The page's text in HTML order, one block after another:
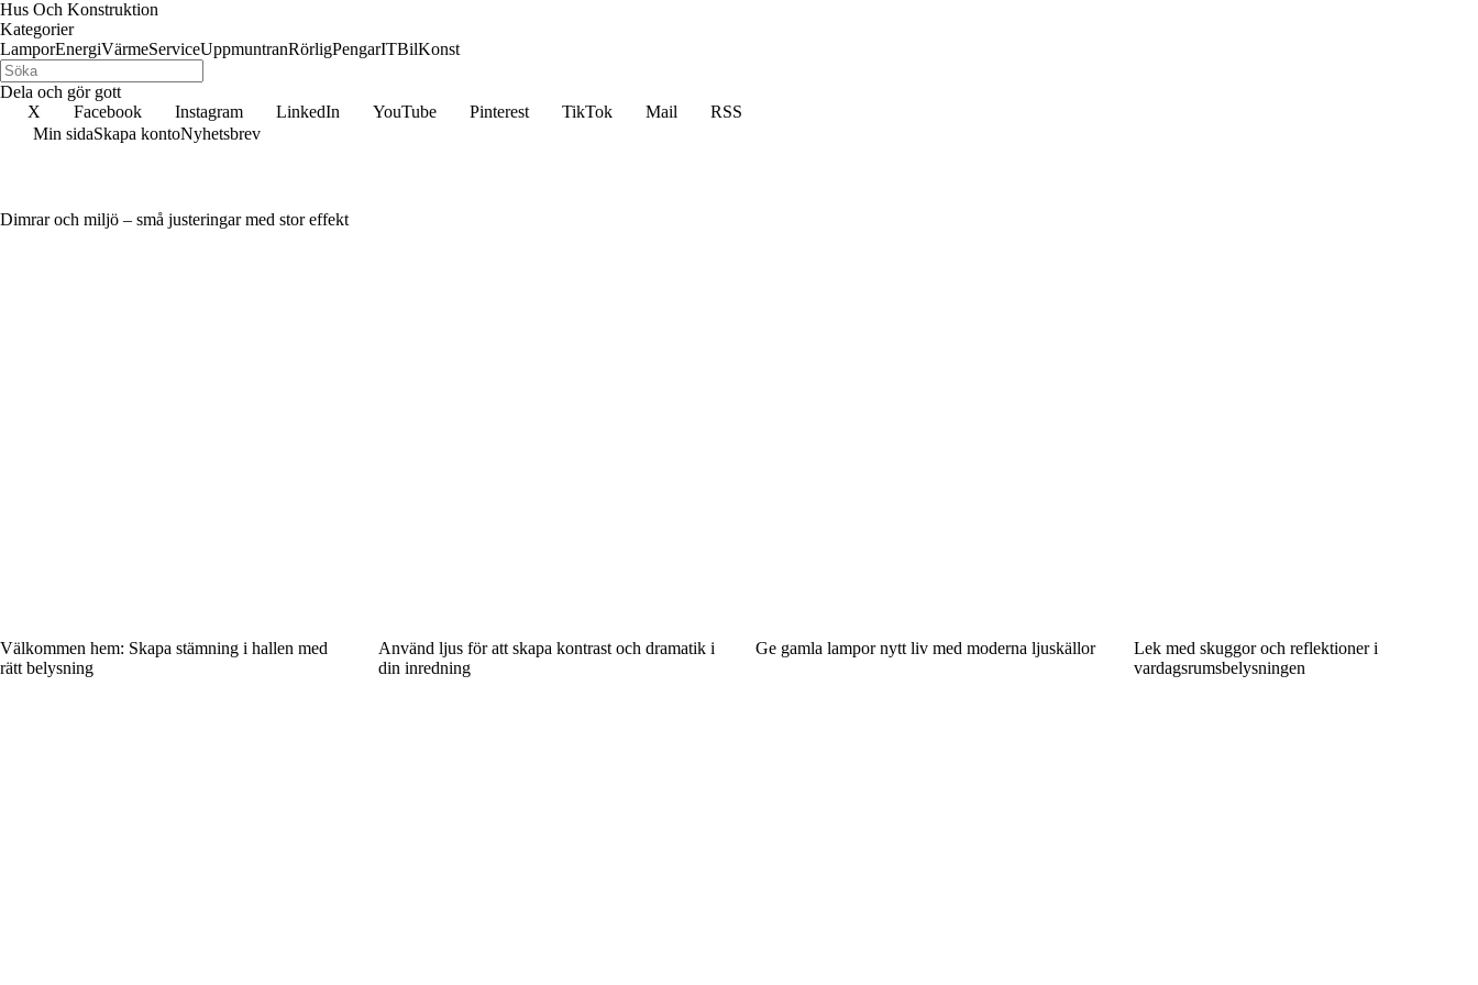
Hus Och Konstruktion
Kategorier
LamporEnergiVärmeServiceUppmuntranRörligPengarITBilKonst
Dela och gör gott
X
Facebook Instagram LinkedIn YouTube Pinterest TikTok Mail
RSS
Min sidaSkapa kontoNyhetsbrev
Dimrar och miljö – små justeringar med stor effekt
Välkommen hem: Skapa stämning i hallen med
rätt belysning
Använd ljus för att skapa kontrast och dramatik i
din inredning
Ge gamla lampor nytt liv med moderna ljuskällor
Lek med skuggor och reflektioner i
vardagsrumsbelysningen